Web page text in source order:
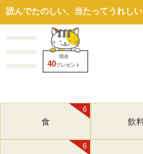
読んでたのしい、当たってうれしい
現在
40プレゼント
6
食 飲
6